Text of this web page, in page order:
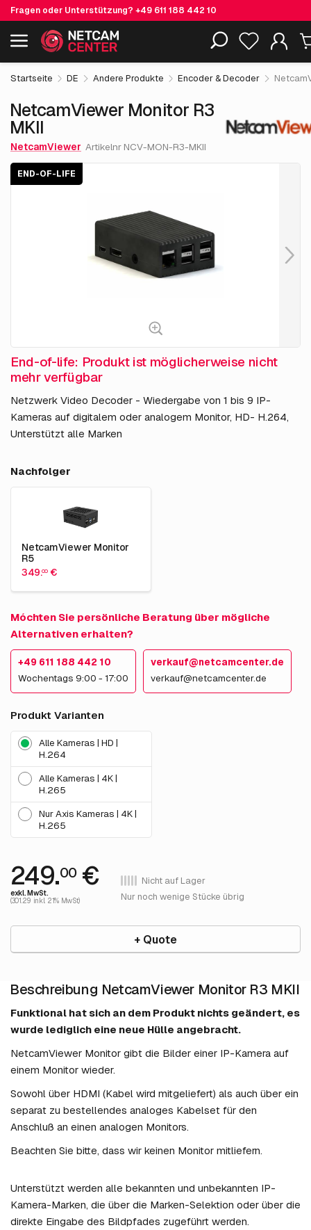
Fragen oder Unterstützung? +49 611 188 442 10
Einschließlich EOL-Produkte
NetcamViewer Monitor R3 MKII End-of-life 249.00 €
exkl. MwSt.
Startseite DE Andere Produkte Encoder & Decoder
NetcamViewer Monitor R3
MKII
NetcamViewer Artikelnr NCV-MON-R3-MKII
END-OF-LIFE
End-of-life: Produkt ist möglicherweise nicht
mehr verfügbar
Netzwerk Video Decoder - Wiedergabe von 1 bis 9 IP-
Kameras auf digitalem oder analogem Monitor, HD- H.264,
Unterstützt alle Marken
Nachfolger
NetcamViewer Monitor
R5
349.00 €
Móchten Sie persönliche Beratung über mögliche
Alternativen erhalten?
+49 611 188 442 10
Wochentags 9:00 - 17:00
verkauf@netcamcenter.de
verkauf@netcamcenter.de
Produkt Varianten
Alle Kameras | HD |
H.264
Alle Kameras | 4K |
H.265
Nur Axis Kameras | 4K |
H.265
249.00€
exkl. MwSt.
(301.29 inkl. 21% MwSt)
Nicht auf Lager
Nur noch wenige Stücke übrig
+ Quote
Beschreibung NetcamViewer Monitor R3 MKII
Funktional hat sich an dem Produkt nichts geändert, es
wurde lediglich eine neue Hülle angebracht.
NetcamViewer Monitor gibt die Bilder einer IP-Kamera auf
einem Monitor wieder.
Sowohl über HDMI (Kabel wird mitgeliefert) als auch über ein
separat zu bestellendes analoges Kabelset für den
Anschluß an einen analogen Monitors.
Beachten Sie bitte, dass wir keinen Monitor mitliefern.
Unterstützt werden alle bekannten und unbekannten IP-
Kamera-Marken, die über die Marken-Selektion oder über die
direkte Eingabe des Bildpfades zugeführt werden.